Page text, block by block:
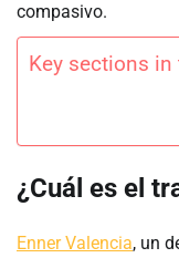
compasivo.
Key sections in
¿Cuál es el
Enner Valencia, un